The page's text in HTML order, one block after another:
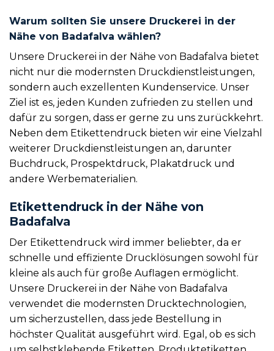
Warum sollten Sie unsere Druckerei in der
Nähe von Badafalva wählen?
Unsere Druckerei in der Nähe von Badafalva bietet
nicht nur die modernsten Druckdienstleistungen,
sondern auch exzellenten Kundenservice. Unser
Ziel ist es, jeden Kunden zufrieden zu stellen und
dafür zu sorgen, dass er gerne zu uns zurückkehrt.
Neben dem Etikettendruck bieten wir eine Vielzahl
weiterer Druckdienstleistungen an, darunter
Buchdruck, Prospektdruck, Plakatdruck und
andere Werbematerialien.
Etikettendruck in der Nähe von
Badafalva
Der Etikettendruck wird immer beliebter, da er
schnelle und effiziente Drucklösungen sowohl für
kleine als auch für große Auflagen ermöglicht.
Unsere Druckerei in der Nähe von Badafalva
verwendet die modernsten Drucktechnologien,
um sicherzustellen, dass jede Bestellung in
höchster Qualität ausgeführt wird. Egal, ob es sich